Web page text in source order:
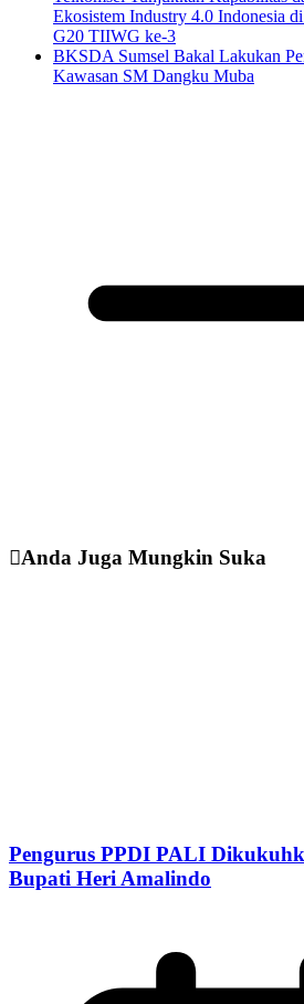
Ekosistem Industry 4.0 Indonesia
G20 TIIWG ke-3
BKSDA Sumsel Bakal Lakukan
Kawasan SM Dangku Muba
Anda Juga Mungkin Suka
Pengurus PPDI PALI
Bupati Heri Amalindo